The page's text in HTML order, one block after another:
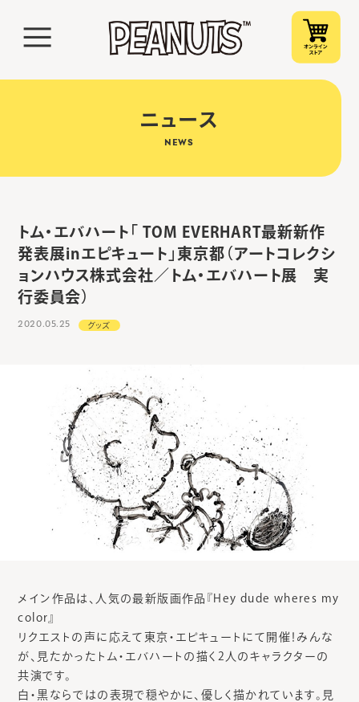
ニュース
NEWS
トム・エバハート「 TOM EVERHART最新新作
発表展inエピキュート」東京都（アートコレクシ
ョンハウス株式会社／トム・エバハート展 実
行委員会）
2020.05.25 グッズ
メイン作品は、人気の最新版画作品『Hey dude wheres my
color』
リクエストの声に応えて東京・エピキュートにて開催！みんな
が、見たかったトム・エバハートの描く2人のキャラクターの
共演です。
白・黒ならではの表現で穏やかに、優しく描かれています。見